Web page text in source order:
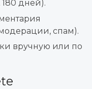
дней).
спам).
вручную или по